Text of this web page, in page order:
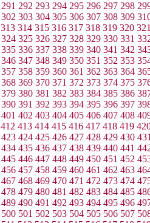
291 292 293 294 295 296 297 298
302 303 304 305 306 307 308 309
313 314 315 316 317 318 319 320
324 325 326 327 328 329 330 331
335 336 337 338 339 340 341 342
346 347 348 349 350 351 352 353
357 358 359 360 361 362 363 364
368 369 370 371 372 373 374 375
379 380 381 382 383 384 385 386
390 391 392 393 394 395 396 397
401 402 403 404 405 406 407 408
412 413 414 415 416 417 418 419
423 424 425 426 427 428 429 430
434 435 436 437 438 439 440 441
445 446 447 448 449 450 451 452
456 457 458 459 460 461 462 463
467 468 469 470 471 472 473 474
478 479 480 481 482 483 484 485
489 490 491 492 493 494 495 496
500 501 502 503 504 505 506 507